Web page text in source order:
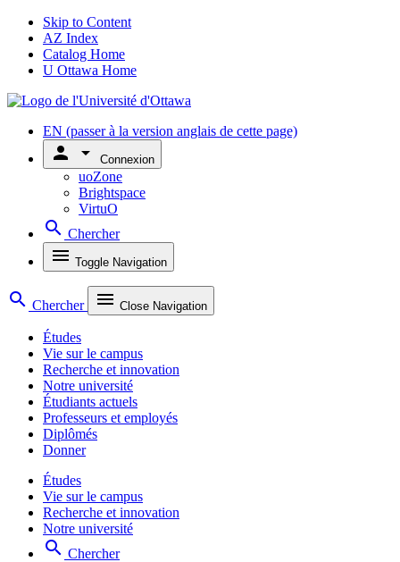
Skip to Content
AZ Index
Catalog Home
U Ottawa Home
EN (passer à la version anglais de cette page)
person arrow_drop_down Connexion
uoZone
Brightspace
VirtuO
search Chercher
menu Toggle Navigation
search Chercher menu Close Navigation
Études
Vie sur le campus
Recherche et innovation
Notre université
Étudiants actuels
Professeurs et employés
Diplômés
Donner
Études
Vie sur le campus
Recherche et innovation
Notre université
search Chercher